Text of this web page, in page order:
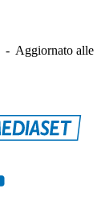
- Aggiornato alle